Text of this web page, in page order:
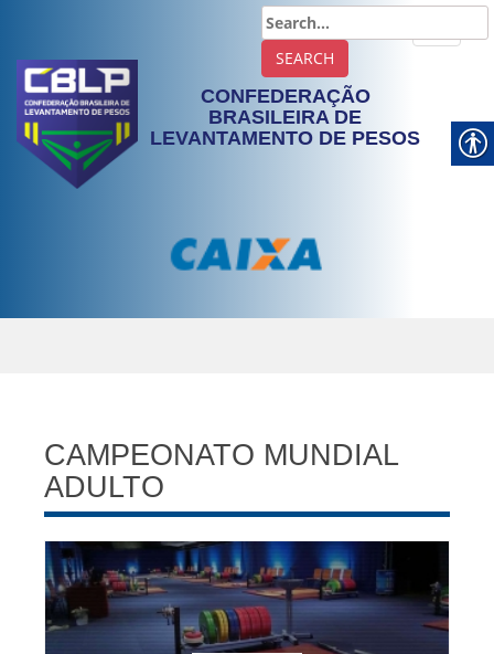
CONFEDERAÇÃO
BRASILEIRA DE
LEVANTAMENTO DE PESOS
CAMPEONATO MUNDIAL
ADULTO